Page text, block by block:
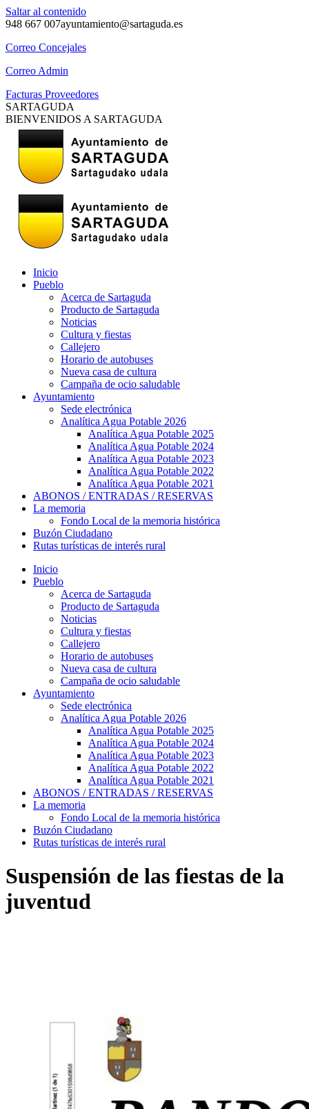
Saltar al contenido
948 667 007ayuntamiento@sartaguda.es
Correo Concejales
Correo Admin
Facturas Proveedores
SARTAGUDA
BIENVENIDOS A SARTAGUDA
Inicio
Pueblo
Acerca de Sartaguda
Producto de Sartaguda
Noticias
Cultura y fiestas
Callejero
Horario de autobuses
Nueva casa de cultura
Campaña de ocio saludable
Ayuntamiento
Sede electrónica
Analítica Agua Potable 2026
Analítica Agua Potable 2025
Analítica Agua Potable 2024
Analítica Agua Potable 2023
Analítica Agua Potable 2022
Analítica Agua Potable 2021
ABONOS / ENTRADAS / RESERVAS
La memoria
Fondo Local de la memoria histórica
Buzón Ciudadano
Rutas turísticas de interés rural
Inicio
Pueblo
Acerca de Sartaguda
Producto de Sartaguda
Noticias
Cultura y fiestas
Callejero
Horario de autobuses
Nueva casa de cultura
Campaña de ocio saludable
Ayuntamiento
Sede electrónica
Analítica Agua Potable 2026
Analítica Agua Potable 2025
Analítica Agua Potable 2024
Analítica Agua Potable 2023
Analítica Agua Potable 2022
Analítica Agua Potable 2021
ABONOS / ENTRADAS / RESERVAS
La memoria
Fondo Local de la memoria histórica
Buzón Ciudadano
Rutas turísticas de interés rural
Suspensión de las fiestas de la
juventud